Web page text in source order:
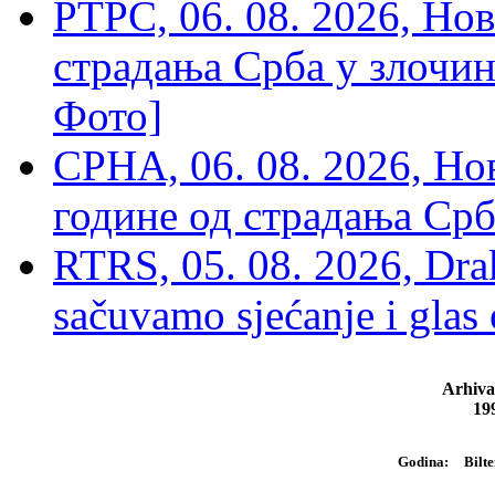
РТРС, 06. 08. 2026,
страдања Срба у
Фото]
СРНА, 06. 08. 2026,
године од страдања
RTRS, 05. 08. 2026,
sačuvamo sjećanje i
Godina: